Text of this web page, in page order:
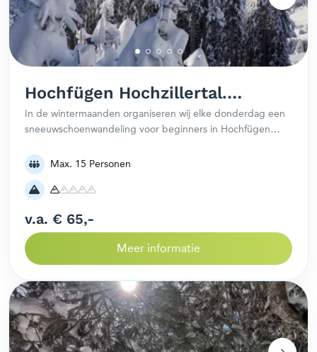
Hochfügen Hochzillertal.
Wandeling met
sneeuwschoenen
In de wintermaanden organiseren wij elke donderdag een
sneeuwschoenwandeling voor beginners in Hochfügen
sneeuw en aanmeldingen. Ervaring is juist geen vereiste.
Max. 15 Personen
v.a. € 65,-
Meer informatie